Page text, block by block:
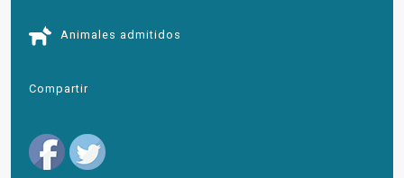
Animales admitidos
Compartir